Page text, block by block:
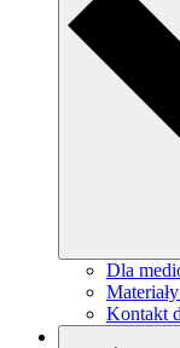
Dla
Kontakt